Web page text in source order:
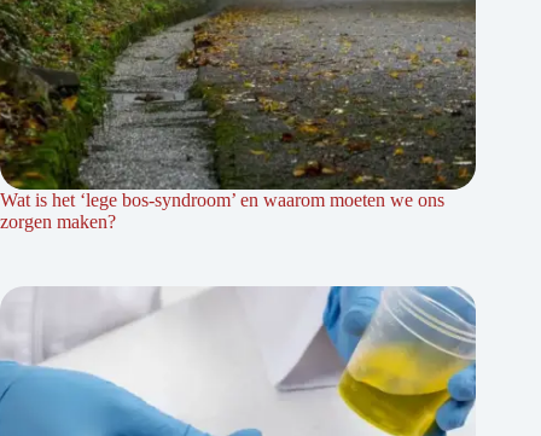
Wat is het ‘lege bos-syndroom’ en waarom moeten we ons
zorgen maken?